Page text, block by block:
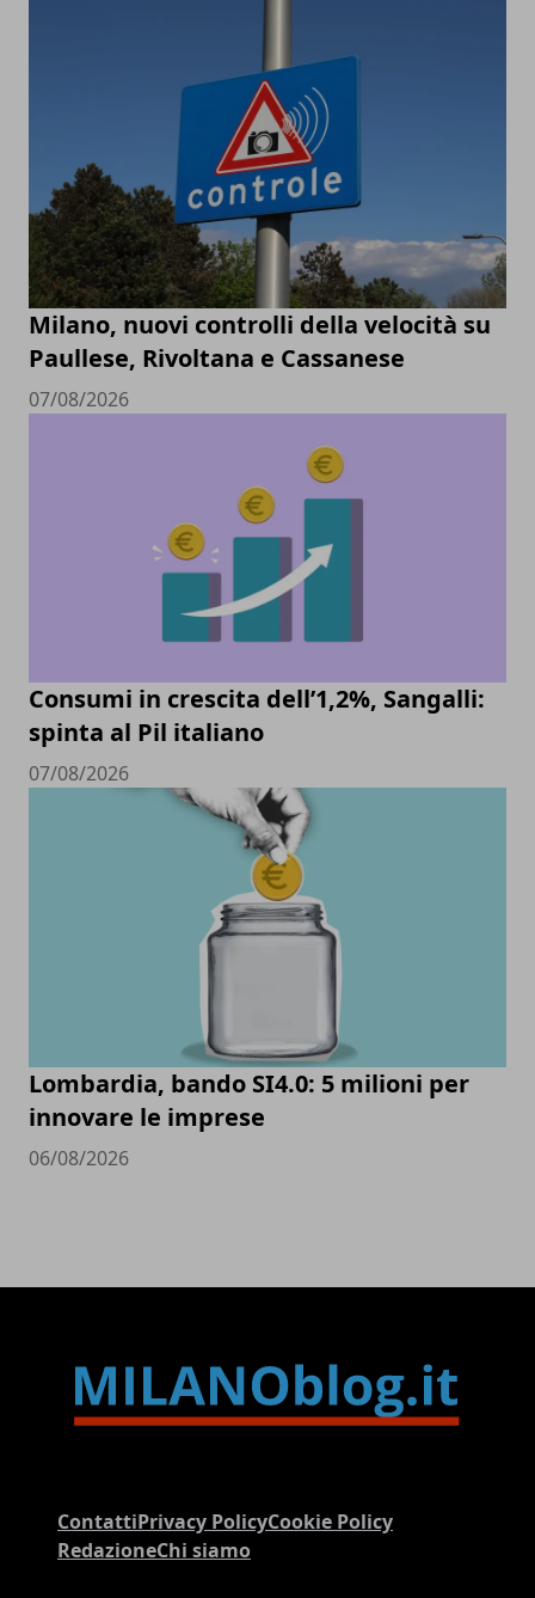
Milano, nuovi controlli della velocità su
Paullese, Rivoltana e Cassanese
07/08/2026
Consumi in crescita dell’1,2%, Sangalli:
spinta al Pil italiano
07/08/2026
Lombardia, bando SI4.0: 5 milioni per
innovare le imprese
06/08/2026
ContattiPrivacy PolicyCookie Policy
RedazioneChi siamo